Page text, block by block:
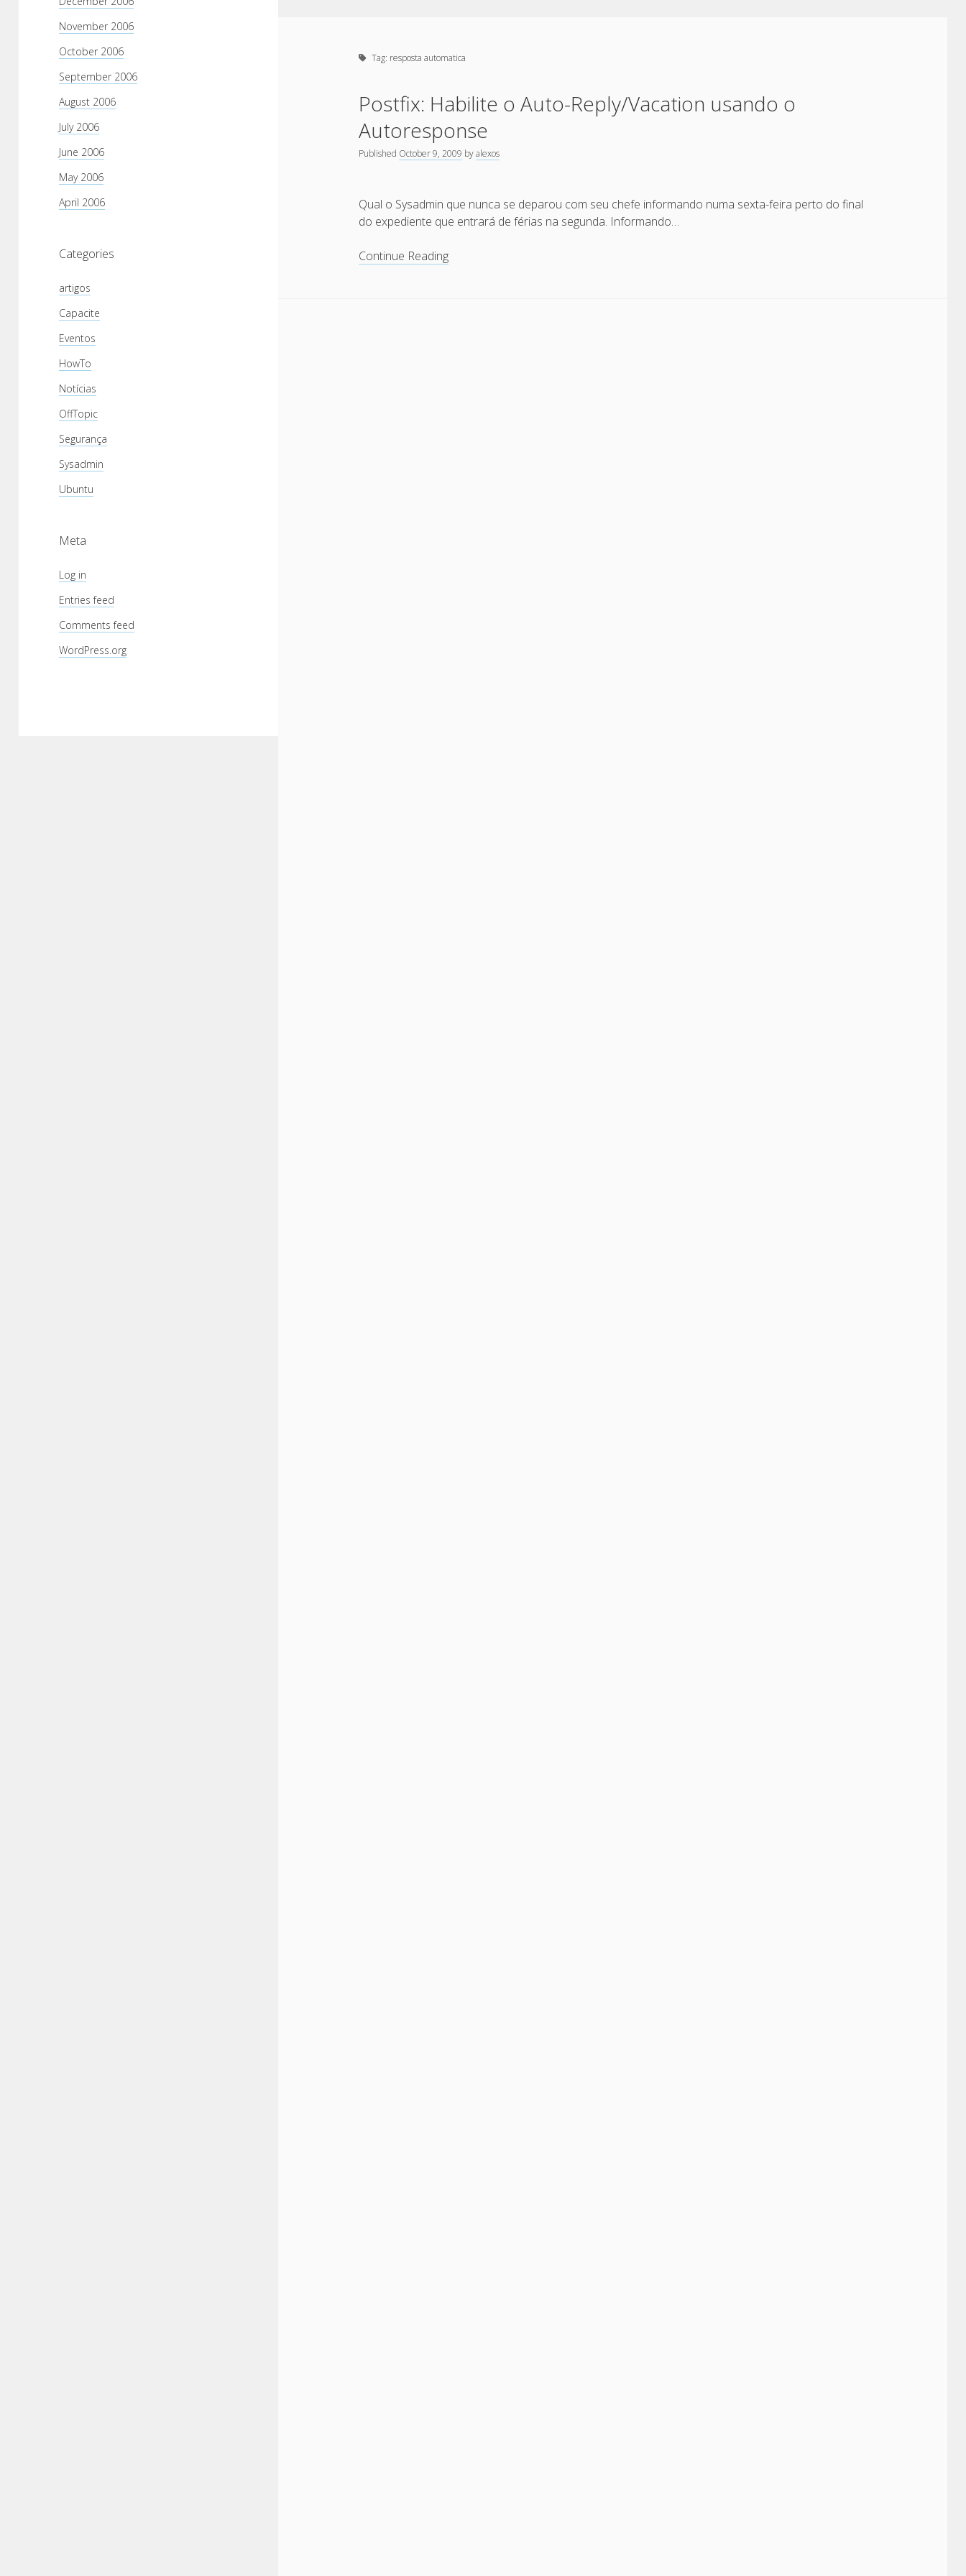
November 2006
October 2006
September 2006
August 2006
July 2006
June 2006
May 2006
April 2006
Categories
artigos
Capacite
Eventos
HowTo
Notícias
OffTopic
Segurança
Sysadmin
Ubuntu
Meta
Log in
Entries feed
Comments feed
WordPress.org
Tag: resposta automatica
Postfix: Habilite o Auto-Reply/Vacation usando o
Autoresponse
Published October 9, 2009 byalexos
Qual o Sysadmin que nunca se deparou com seu chefe informando numa sexta-feira perto do final
do expediente que entrará de férias na segunda. Informando…
Continue ReadingPostfix: